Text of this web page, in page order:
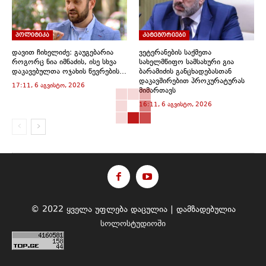
n
e
w
w
i
n
d
o
w
)
n
n
e
w
w
i
n
d
o
w
n
n
e
w
w
i
n
d
o
w
n
e
w
w
i
w
n
n
e
w
w
i
n
d
o
w
)
) e
n
s
i
n
n
e
w
w
i
n
w
პოლიტიკა
დავით ჩიხელიძე: გაუგებარია
როგორც ნია იმნაძის, ისე სხვა
დაკავებულთა ოჯახის წევრების...
17:11, 6 აგვისტო, 2026
კატეგორიები
ვეტერანების საქმეთა
სახელმწიფო სამსახური გია
ბარამიძის განცხადებასთან
დაკავშირებით პროკურატურას
მიმართავს
16:11, 6 აგვისტო, 2026
© 2022 ყველა უფლება დაცულია | დამზადებულია
სოლოსტუდიოში